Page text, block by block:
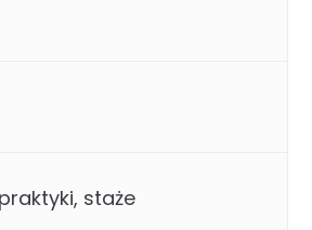
staże